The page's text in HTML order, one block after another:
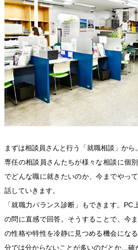
まずは相談員さんと行う「就職相談」から。
専任の相談員さんたちが様々な相談に個
でどんな職に就きたいのか、今までやっ
話していきます。
「就職力バランス診断」もできます。PC
の問に直感で回答。そうすることで、今
の性格や特性を冷静に見つめる機会にな
分では分からないことが多いのだとか…確